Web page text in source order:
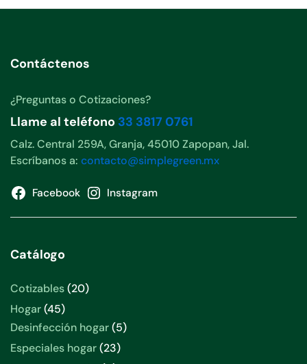
Contáctenos
¿Preguntas o Cotizaciones?
Llame al teléfono 33 3817 0761
Calz. Central 259A, Granja, 45010 Zapopan, Jal.
Escríbanos a: contacto@simplegreen.mx
Facebook Instagram
Catálogo
Cotizables 2020
Hogar 4545
productos
Desinfección hogar 55
Especiales hogar 2323